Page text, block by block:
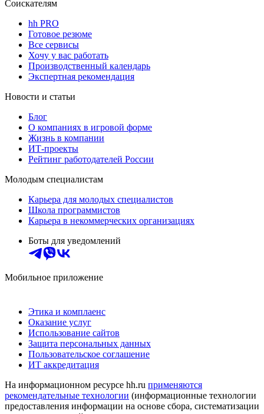
Соискателям
hh PRO
Готовое резюме
Все сервисы
Хочу у вас работать
Производственный календарь
Экспертная рекомендация
Новости и статьи
Блог
О компаниях в игровой форме
Жизнь в компании
ИТ-проекты
Рейтинг работодателей России
Молодым специалистам
Карьера для молодых специалистов
Школа программистов
Карьера в некоммерческих организациях
Боты для уведомлений
Мобильное приложение
Этика и комплаенс
Оказание услуг
Использование сайтов
Защита персональных данных
Пользовательское соглашение
ИТ аккредитация
На информационном ресурсе hh.ru применяются
рекомендательные технологии (информационные технологии
предоставления информации на основе сбора, систематизации